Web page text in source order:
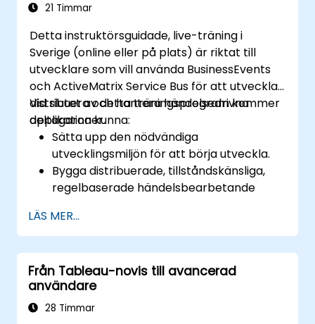
21 Timmar
Detta instruktörsguidade, live-träning i
Sverige (online eller på plats) är riktat till
utvecklare som vill använda BusinessEvents
och ActiveMatrix Service Bus för att utveckla,
distribuera och hantera händelsedrivna
applikationer.
Vid slutet av detta träningsprogram kommer
deltagarna kunna:
Sätta upp den nödvändiga
utvecklingsmiljön för att börja utveckla.
Bygga distribuerade, tillståndskänsliga,
regelbaserade händelsbearbetande
Hantera företagsdata och exekvera
korrekta företagsregler.
Förkorta händelseresponstiden i
storskaliga, data-drivna applikationer.
Bygga applikationer för
bedrägeridetektion, spårning och påföljd,
LÄS MER...
Från Tableau-novis till avancerad
användare
28 Timmar